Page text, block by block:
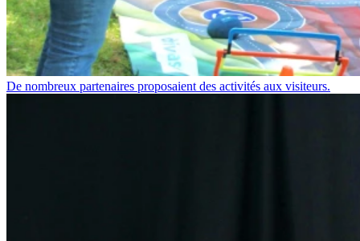
De nombreux partenaires proposaient des activités aux visiteurs.